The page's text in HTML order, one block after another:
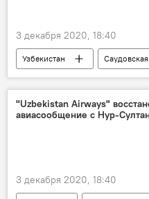
3 декабря 2020, 18:40
Узбекистан
товарооборот
Торговля
энергетика
"Uzbekistan Airways"
авиасообщение с Нур-
3 декабря 2020, 18:40